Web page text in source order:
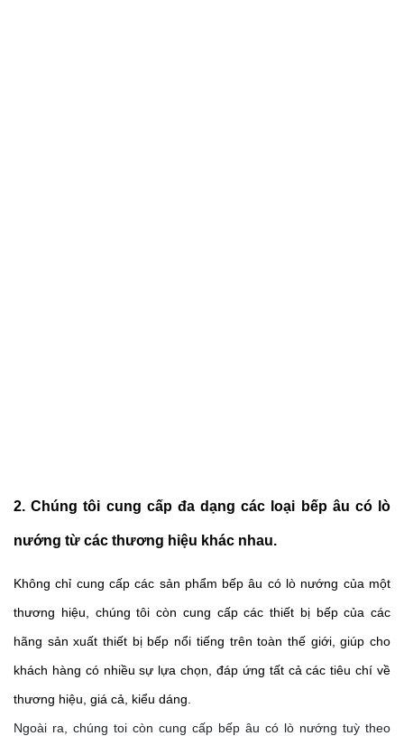
2. Chúng tôi cung cấp đa dạng các loại bếp âu có lò
nướng từ các thương hiệu khác nhau.
Không chỉ cung cấp các sản phẩm bếp âu có lò nướng của một
thương hiệu, chúng tôi còn cung cấp các thiết bị bếp của các
hãng sản xuất thiết bị bếp nổi tiếng trên toàn thế giới, giúp cho
khách hàng có nhiều sự lựa chọn, đáp ứng tất cả các tiêu chí về
thương hiệu, giá cả, kiểu dáng.
Ngoài ra, chúng toi còn cung cấp bếp âu có lò nướng tuỳ theo